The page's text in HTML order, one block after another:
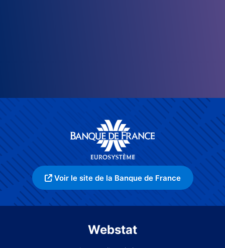
Voir le site de la Banque de France
Webstat